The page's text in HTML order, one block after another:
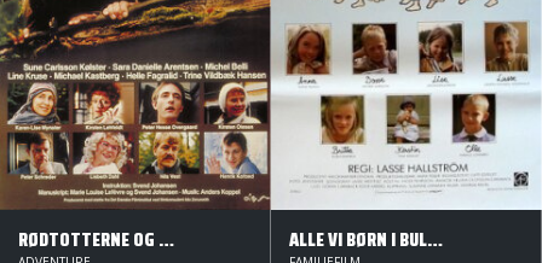
RØDTOTTERNE OG TYRANNOS ALLE VI BØRN I BULDERBY